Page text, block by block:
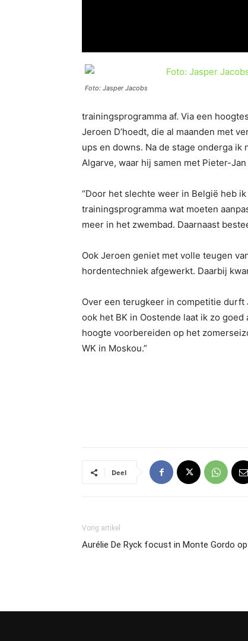
Foto: Jasper Jacobs
trainingsprogramma af. Via een
Jeroen D’hoedt, die al maanden met
ups en downs. Na de stage onderga
Algarve, waar hij samen met Pieter-
“Door het slechte weer in België heb
trainingsprogramma wat moeten
meer in het zwembad. Daarnaast
Ook Jeroen geniet met volle teugen
hordentechniek afgewerkt. Daarbij
Over een terugkeer in competitie durft
ook het BK in Oostende laat ik zo
hoogte voorbereiden op het
WK in Moskou.”
Deel
Vorig artikel
Aurélie De Ryck focust in Monte Gordo